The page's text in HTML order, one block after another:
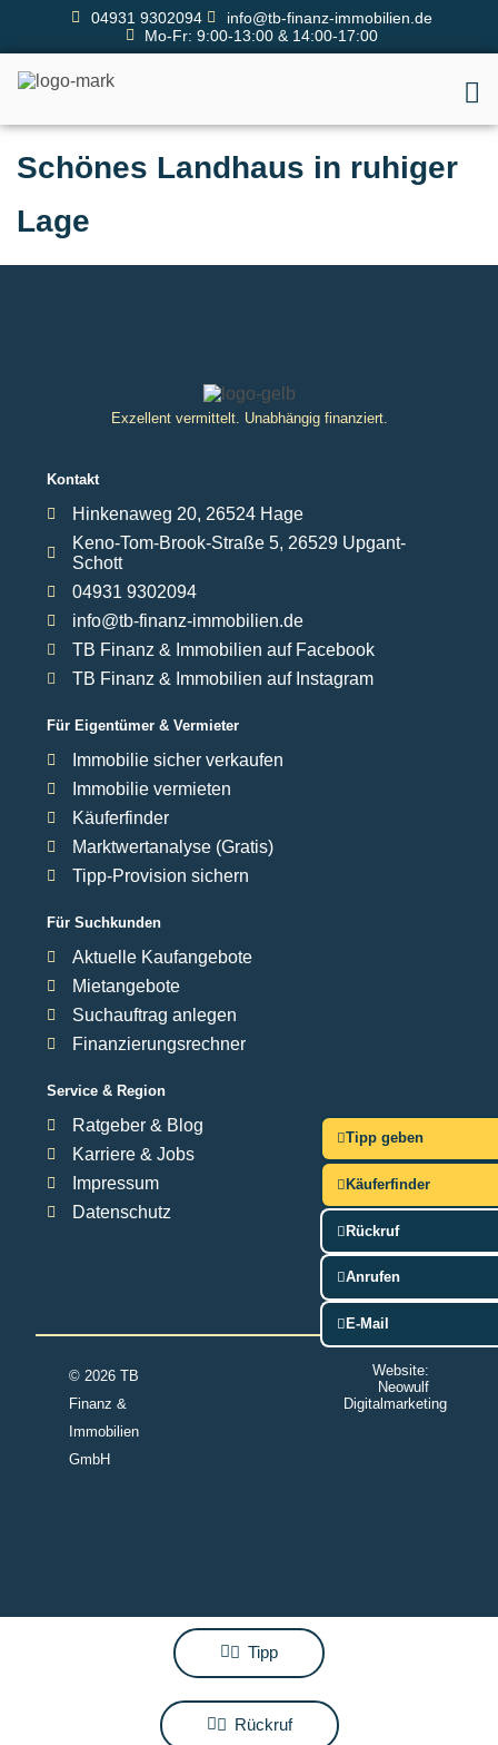
04931 9302094
info@tb-finanz-immobilien.de
Mo-Fr: 9:00-13:00 & 14:00-17:00
Tipp geben
Käuferfinder
Rückruf
Anrufen
E-Mail
Schönes Landhaus in ruhiger
Lage
Exzellent vermittelt. Unabhängig finanziert.
Kontakt
Hinkenaweg 20, 26524 Hage
Keno-Tom-Brook-Straße 5, 26529 Upgant-
Schott
04931 9302094
info@tb-finanz-immobilien.de
TB Finanz & Immobilien auf Facebook
TB Finanz & Immobilien auf Instagram
Für Eigentümer & Vermieter
Immobilie sicher verkaufen
Immobilie vermieten
Käuferfinder
Marktwertanalyse (Gratis)
Tipp-Provision sichern
Für Suchkunden
Aktuelle Kaufangebote
Mietangebote
Suchauftrag anlegen
Finanzierungsrechner
Service & Region
Ratgeber & Blog
Karriere & Jobs
Impressum
Datenschutz
© 2026 TB
Finanz &
Immobilien
GmbH
Website:
Neowulf
Digitalmarketing
Tipp
Rückruf